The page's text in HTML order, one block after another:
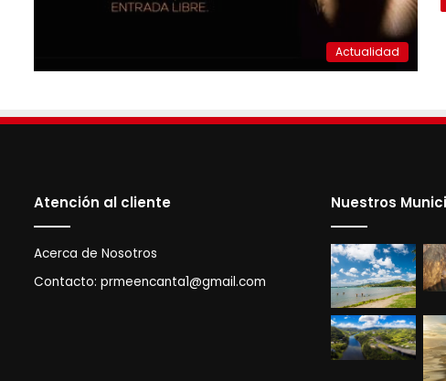
Actualidad
Atención al cliente
Acerca de Nosotros
Contacto: prmeencanta1@gmail.com
Nuestros